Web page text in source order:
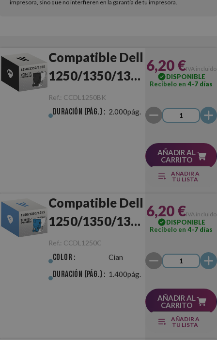
impresora, sino que no interfieren en la garantía de tu impresora.
Compatible Dell
1250/1350/1355
Negro
Ref.: CCDL1250BK
Duración (pág.) : 2.000pág.
6,20 €IVA incluido
DISPONIBLE
Recíbelo en 4-7 días
AÑADIR AL
CARRITO
AÑADIR A
TU LISTA
Compatible Dell
1250/1350/1355
Cian
Ref.: CCDL1250C
Color : Cian
Duración (pág.) : 1.400pág.
6,20 €IVA incluido
DISPONIBLE
Recíbelo en 4-7 días
AÑADIR AL
CARRITO
AÑADIR A
TU LISTA